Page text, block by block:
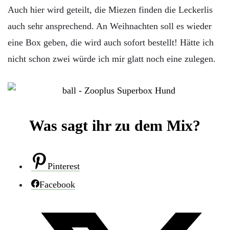
Auch hier wird geteilt, die Miezen finden die Leckerlis
auch sehr ansprechend. An Weihnachten soll es wieder
eine Box geben, die wird auch sofort bestellt! Hätte ich
nicht schon zwei würde ich mir glatt noch eine zulegen.
Was sagt ihr zu dem Mix?
Pinterest
Facebook